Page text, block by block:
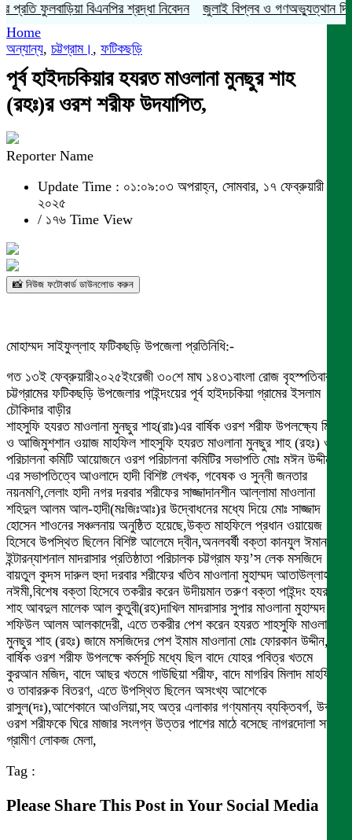
ফুলবাড়িয়া বিএনপির শ্রদ্ধা নিবেদন জুলাই বিপ্লব ও গণঅভ্যুত্থান দিবস
Home
অন্যান্য, চট্টগ্রাম। , ফটিকছড়ি
পূর্ব হাইদচকিয়ার হযরত মাওলানা মুনছুর শাহ
(রহঃ)র ওরশ শরীফ উদযাপিত,
Reporter Name
Update Time : ০১:০৯:০৩ অপরাহ্ন, সোমবার, ১৭ ফেব্রুয়ারী
২০২৫
/ ১৭৬ Time View
📸 নিউজ ফটোকার্ড ডাউনলোড করুন
মোহাম্মদ সাইফুল্লাহ ফটিকছড়ি উপজেলা প্রতিনিধি:-
গত ১৩ই ফেব্রুয়ারী২০২৫ইংরেজী ৩০শে মাঘ ১৪৩১বাংলা রোজ বৃহস্পতিবার
চট্টগ্রামের ফটিকছড়ি উপজেলার পাইন্দংয়ের পূর্ব হাইদচকিয়া গ্রামের ইসলাম
চৌকিদার বাড়ীর
শাহসুফি হযরত মাওলানা মুনছুর শাহ(রাঃ)এর বার্ষিক ওরশ শরীফ উপলক্ষ্যে মিলাদ
ও আজিমুশশান ওয়াজ মাহফিল শাহসুফি হযরত মাওলানা মুনছুর শাহ (রহঃ) ওরশ
পরিচালনা কমিটি আয়োজনে ওরশ পরিচালনা কমিটির সভাপতি মোঃ মঈন উদ্দীন
এর সভাপতিত্বে আওলাদে হাদী বিশিষ্ট লেখক, গবেষক ও সুন্নী জনতার
নয়নমণি,লেলাং হাদী নগর দরবার শরীফের সাজ্জাদানশীন আল্লামা মাওলানা
শহিদুল আলম আল-হাদী(মঃজিঃআঃ)র উদ্বোধনের মধ্যে দিয়ে মোঃ সাজ্জাদ
হোসেন শাওনের সঞ্চলনায় অনুষ্ঠিত হয়েছে,উক্ত মাহফিলে প্রধান ওয়ায়েজ
হিসেবে উপস্থিত ছিলেন বিশিষ্ট আলেমে দ্বীন,অনলবর্ষী বক্তা কানযুল ঈমান
ইন্টারন্যাশনাল মাদরাসার প্রতিষ্ঠাতা পরিচালক চট্টগ্রাম ফয়’স লেক মসজিদে
বায়তুল কুদস দারুল হুদা দরবার শরীফের খতিব মাওলানা মুহাম্মদ আতাউল্লাহ
নঈমী,বিশেষ বক্তা হিসেবে তকরীর করেন উদীয়মান তরুণ বক্তা পাইন্দং হযরত
শাহ আবদুল মালেক আল কুতুবী(রহ)দাখিল মাদরাসার সুপার মাওলানা মুহাম্মদ
শফিউল আলম আলকাদেরী, এতে তকরীর পেশ করেন হযরত শাহসুফি মাওলানা
মুনছুর শাহ (রহঃ) জামে মসজিদের পেশ ইমাম মাওলানা মোঃ ফোরকান উদ্দীন,
বার্ষিক ওরশ শরীফ উপলক্ষে কর্মসূচি মধ্যে ছিল বাদে যোহর পবিত্র খতমে
কুরআন মজিদ, বাদে আছর খতমে গাউছিয়া শরীফ, বাদে মাগরিব মিলাদ মাহফিল
ও তাবাররুক বিতরণ, এতে উপস্থিত ছিলেন অসংখ্য আশেকে
রাসুল(দঃ),আশেকানে আওলিয়া,সহ অত্র এলাকার গণ্যমান্য ব্যক্তিবর্গ, উক্ত
ওরশ শরীফকে ঘিরে মাজার সংলগ্ন উত্তর পাশের মাঠে বসেছে নাগরদোলা সহ
গ্রামীণ লোকজ মেলা,
Tag :
Please Share This Post in Your Social Media